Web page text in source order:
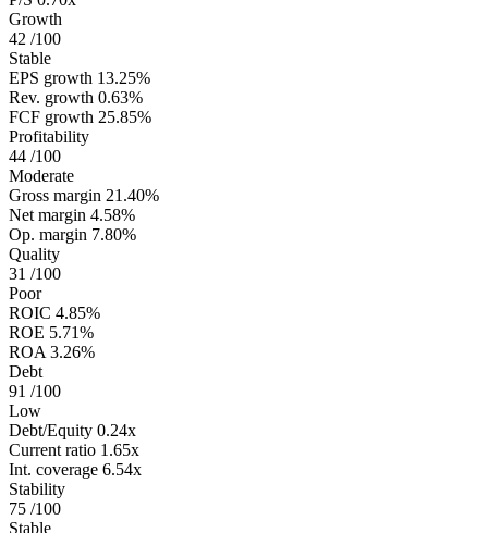
Growth
42 /100
Stable
EPS growth 13.25%
Rev. growth 0.63%
FCF growth 25.85%
Profitability
44 /100
Moderate
Gross margin 21.40%
Net margin 4.58%
Op. margin 7.80%
Quality
31 /100
Poor
ROIC 4.85%
ROE 5.71%
ROA 3.26%
Debt
91 /100
Low
Debt/Equity 0.24x
Current ratio 1.65x
Int. coverage 6.54x
Stability
75 /100
Stable